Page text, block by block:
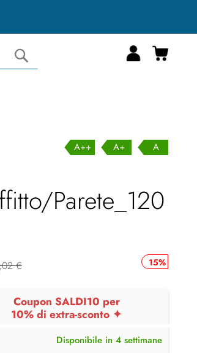
Cerca
Carrello
A++ A+ A
Parete_120
15%
€
Coupon SALDI10 per
10% di extra-sconto ✦
Disponibile in 4 settimane